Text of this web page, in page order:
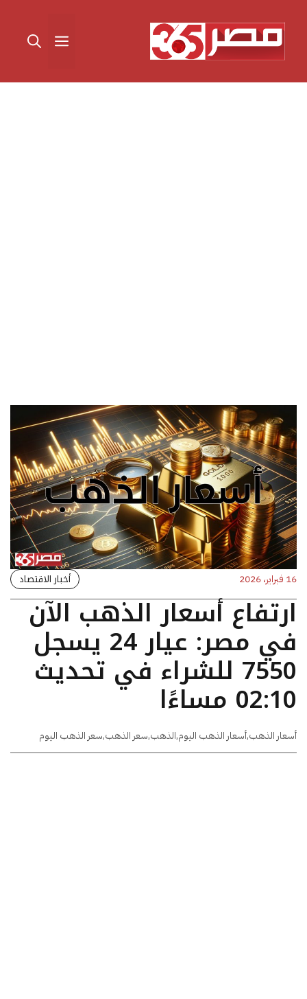
المحتوى القائمة
16 فبراير، 2026 أخبار الاقتصاد
ارتفاع أسعار الذهب الآن
في مصر: عيار 24 يسجل
7550 للشراء في تحديث
02:10 مساءًا
أسعار الذهب,أسعار الذهب اليوم,الذهب,سعر الذهب,سعر الذهب اليوم